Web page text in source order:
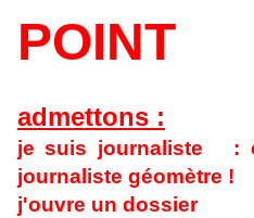
POINT
admettons :
je suis journaliste :
journaliste géomètre !
j'ouvre un dossier